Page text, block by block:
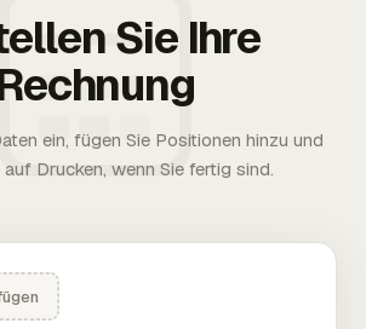
Sie Ihre
ein, fügen Sie Positionen hinzu und
auf Drucken, wenn Sie fertig sind.